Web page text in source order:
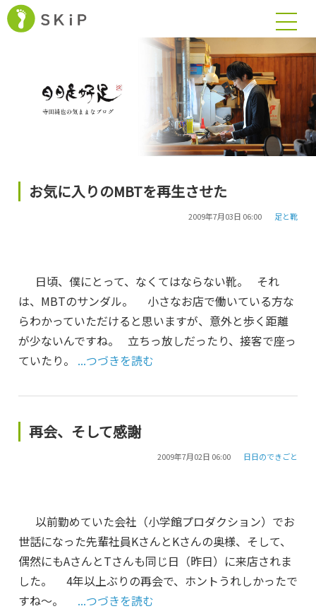
お気に入りのMBTを再生させた
2009年7月03日 06:00 足と靴
日頃、僕にとって、なくてはならない靴。 それ
は、MBTのサンダル。 小さなお店で働いている方な
らわかっていただけると思いますが、意外と歩く距離
が少ないんですね。 立ちっ放しだったり、接客で座っ
ていたり。 ...つづきを読む
再会、そして感謝
2009年7月02日 06:00 日日のできごと
以前勤めていた会社（小学館プロダクション）でお
世話になった先輩社員KさんとKさんの奥様、そして、
偶然にもAさんとTさんも同じ日（昨日）に来店されま
した。 4年以上ぶりの再会で、ホントうれしかったで
すね～。 ...つづきを読む